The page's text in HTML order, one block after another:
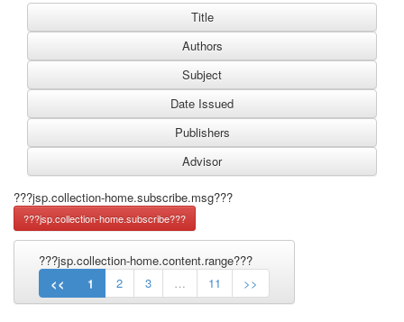
???jsp.collection-home.subscribe.msg???
???jsp.collection-home.content.range???
<<
1 2 3 … 11 >>